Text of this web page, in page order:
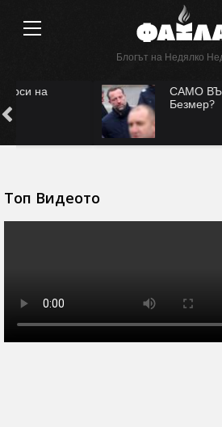
Блогът на Недялко
САМО ВЪВ "ФАКЛА":
Безмер?
Топ Видеото